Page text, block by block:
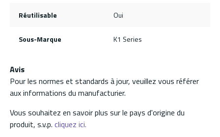
Réutilisable Oui
Sous-Marque K1 Series
Avis
Pour les normes et standards à jour, veuillez vous référer
aux informations du manufacturier.
Vous souhaitez en savoir plus sur le pays d'origine du
produit, s.v.p. cliquez ici.